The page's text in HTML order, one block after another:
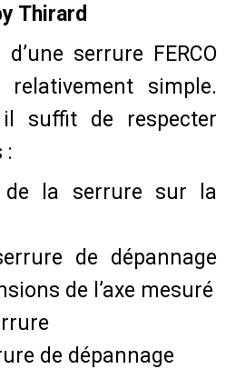
Thirard
serrure FERCO
simple.
suffit de respecter
:
de la serrure sur la
de dépannage
de l’axe mesuré
de dépannage